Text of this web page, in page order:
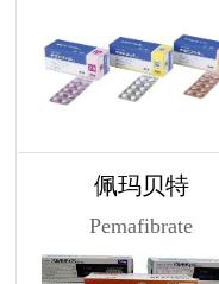
佩玛贝特
Pemafibrate